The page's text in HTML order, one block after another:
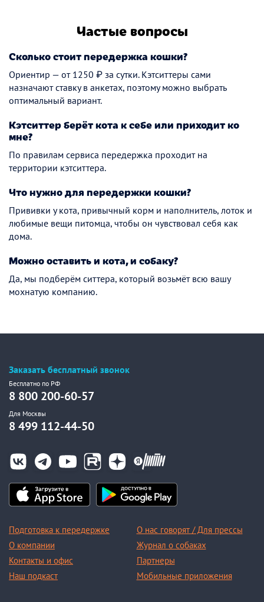
Частые вопросы
Сколько стоит передержка кошки?
Ориентир — от 1250 ₽ за сутки. Кэтситтеры сами
назначают ставку в анкетах, поэтому можно выбрать
оптимальный вариант.
Кэтситтер берёт кота к себе или приходит ко
мне?
По правилам сервиса передержка проходит на
территории кэтситтера.
Что нужно для передержки кошки?
Прививки у кота, привычный корм и наполнитель, лоток и
любимые вещи питомца, чтобы он чувствовал себя как
дома.
Можно оставить и кота, и собаку?
Да, мы подберём ситтера, который возьмёт всю вашу
мохнатую компанию.
Заказать бесплатный звонок
Бесплатно по РФ
8 800 200-60-57
Для Москвы
8 499 112-44-50
Подготовка к передержке
О компании
Контакты и офис
Наш подкаст
О нас говорят / Для прессы
Журнал о собаках
Партнеры
Мобильные приложения